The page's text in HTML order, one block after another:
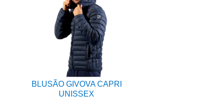
BLUSÃO GIVOVA CAPRI
UNISSEX